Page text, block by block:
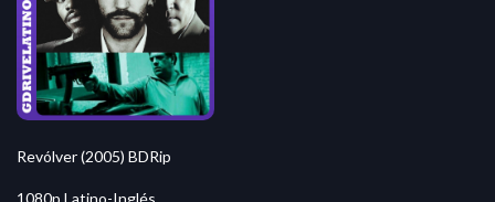
Revólver (2005) BDRip
1080p Latino-Inglés